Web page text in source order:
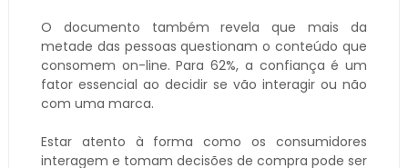
O documento também revela que mais da
metade das pessoas questionam o conteúdo que
consomem on-line. Para 62%, a confiança é um
fator essencial ao decidir se vão interagir ou não
com uma marca.
Estar atento à forma como os consumidores
interagem e tomam decisões de compra pode ser